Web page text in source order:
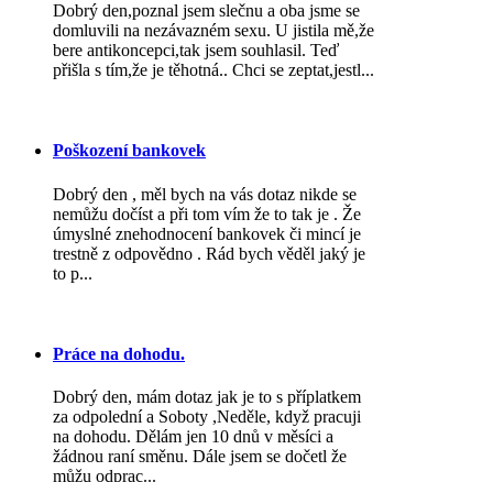
Dobrý den,poznal jsem slečnu a oba jsme se
domluvili na nezávazném sexu. U jistila mě,že
bere antikoncepci,tak jsem souhlasil. Teď
přišla s tím,že je těhotná.. Chci se zeptat,jestl...
Poškození bankovek
Dobrý den , měl bych na vás dotaz nikde se
nemůžu dočíst a při tom vím že to tak je . Že
úmyslné znehodnocení bankovek či mincí je
trestně z odpovědno . Rád bych věděl jaký je
to p...
Práce na dohodu.
Dobrý den, mám dotaz jak je to s příplatkem
za odpolední a Soboty ,Neděle, když pracuji
na dohodu. Dělám jen 10 dnů v měsíci a
žádnou raní směnu. Dále jsem se dočetl že
můžu odprac...